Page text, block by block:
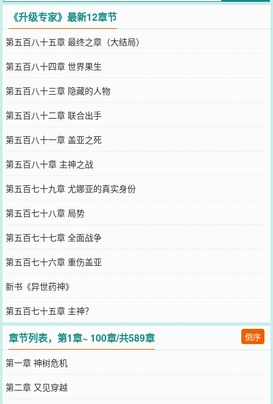
您要是觉得《升级专家 》还不错的话请不要忘记向您QQ群和微博微信
里的朋友推荐哦！
《升级专家》最新12章节
第五百八十五章 最终之章（大结局）
第五百八十四章 世界果生
第五百八十三章 隐藏的人物
第五百八十二章 联合出手
第五百八十一章 盖亚之死
第五百八十章 主神之战
第五百七十九章 尤娜亚的真实身份
第五百七十八章 局势
第五百七十七章 全面战争
第五百七十六章 重伤盖亚
新书《异世药神》
第五百七十五章 主神？
章节列表，第1章~ 100章/共589章 倒序
第一章 神树危机
第二章 又见穿越